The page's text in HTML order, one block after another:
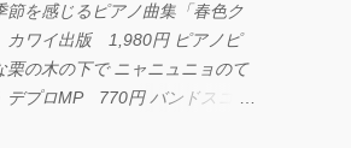
節を感じるピアノ曲集「春色ク
カワイ出版 1,980円 ピアノピ
栗の木の下で ニャニュニョのて
デプロMP 770円 バンドスコア